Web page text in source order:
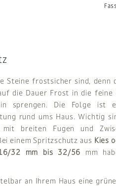
Steine frostsicher sind, denn
die Dauer Frost in die
sprengen. Die Folge ist
rund ums Haus. Wichtig
mit breiten Fugen und
einem Spritzschutz aus Kies
32 mm bis 32/56 mm
an Ihrem Haus eine